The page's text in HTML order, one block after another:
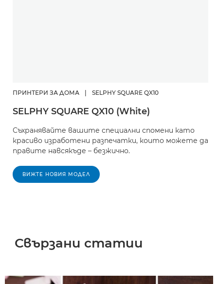
ПРИНТЕРИ ЗА ДОМА SELPHY SQUARE QX10
SELPHY SQUARE QX10 (White)
Съхранявайте вашите специални спомени като
красиво изработени разпечатки, които можете да
правите навсякъде – безжично.
ВИЖТЕ НОВИЯ МОДЕЛ
Свързани статии